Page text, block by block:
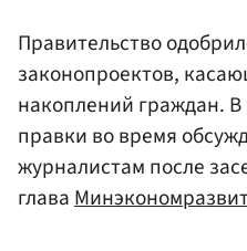
Правительство
законопроектов,
накоплений граждан.
правки во время
журналистам после
глава